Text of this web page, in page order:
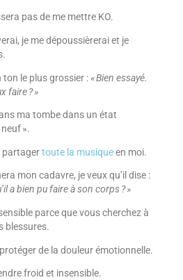
pas de me mettre KO.
je me dépoussièrerai et je
ton le plus grossier :« Bien essayé.
faire ? »
ma tombe dans un état
».
partagertoute la musiqueen moi.
mon cadavre, je veux qu’il dise :
a bien pu faire à son corps ? »
parce que vous cherchez à
blessures.
de la douleur émotionnelle.
froid et insensible.